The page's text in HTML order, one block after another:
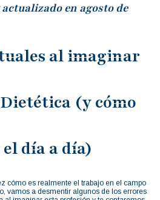
en agosto de
al imaginar
(y cómo
día a día)
cómo es realmente el trabajo en el campo
vamos a desmentir algunos de los errores